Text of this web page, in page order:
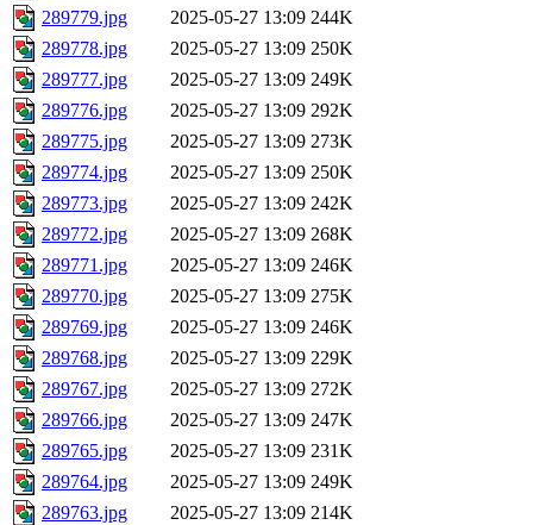
289779.jpg
2025-05-27 13:09 244K
289778.jpg
2025-05-27 13:09 250K
289777.jpg
2025-05-27 13:09 249K
289776.jpg
2025-05-27 13:09 292K
289775.jpg
2025-05-27 13:09 273K
289774.jpg
2025-05-27 13:09 250K
289773.jpg
2025-05-27 13:09 242K
289772.jpg
2025-05-27 13:09 268K
289771.jpg
2025-05-27 13:09 246K
289770.jpg
2025-05-27 13:09 275K
289769.jpg
2025-05-27 13:09 246K
289768.jpg
2025-05-27 13:09 229K
289767.jpg
2025-05-27 13:09 272K
289766.jpg
2025-05-27 13:09 247K
289765.jpg
2025-05-27 13:09 231K
289764.jpg
2025-05-27 13:09 249K
289763.jpg
2025-05-27 13:09 214K